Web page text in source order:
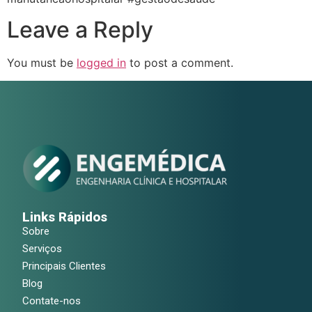
Leave a Reply
You must be logged in to post a comment.
Links Rápidos
Sobre
Serviços
Principais Clientes
Blog
Contate-nos